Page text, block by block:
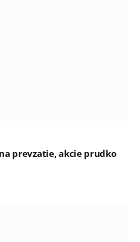
prevzatie, akcie prudko